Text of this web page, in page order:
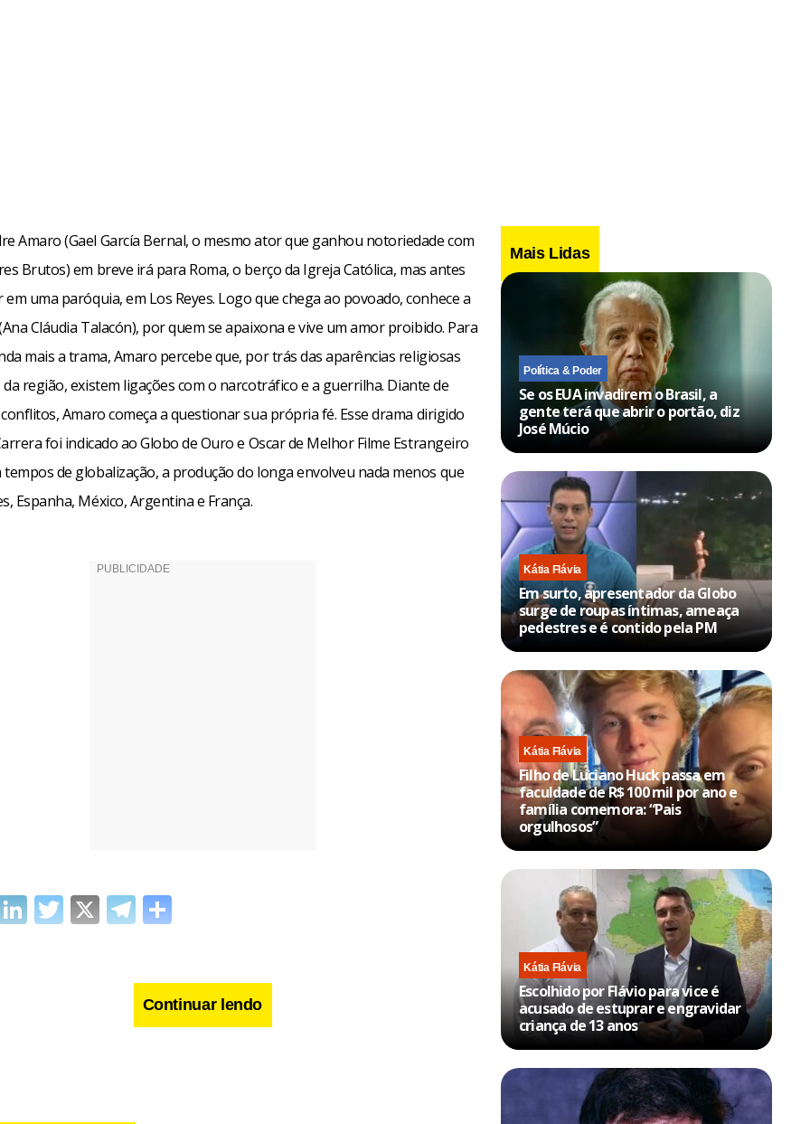
Amaro (Gael García Bernal, o mesmo ator que ganhou notoriedade com
Brutos) em breve irá para Roma, o berço da Igreja Católica, mas antes
uma paróquia, em Los Reyes. Logo que chega ao povoado, conhece a
Cláudia Talacón), por quem se apaixona e vive um amor proibido. Para
mais a trama, Amaro percebe que, por trás das aparências religiosas
região, existem ligações com o narcotráfico e a guerrilha. Diante de
Amaro começa a questionar sua própria fé. Esse drama dirigido
foi indicado ao Globo de Ouro e Oscar de Melhor Filme Estrangeiro
tempos de globalização, a produção do longa envolveu nada menos que
Espanha, México, Argentina e França.
LinkedIn
Twitter
X Telegram
Continuar lendo
Mais Lidas
Política & Poder
Se os EUA invadirem o Brasil, a
gente terá que abrir o portão, diz
José Múcio
Kátia Flávia
Em surto, apresentador da Globo
surge de roupas íntimas, ameaça
pedestres e é contido pela PM
Kátia Flávia
Filho de Luciano Huck passa em
faculdade de R$ 100 mil por ano e
família comemora: “Pais
orgulhosos”
Kátia Flávia
Escolhido por Flávio para vice é
acusado de estuprar e engravidar
criança de 13 anos